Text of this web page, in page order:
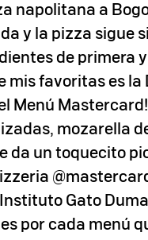
napolitana a
y la pizza sigue
de primera
mis favoritas es la
Menú
mozarella
da un toquecito
Gato
por cada menú